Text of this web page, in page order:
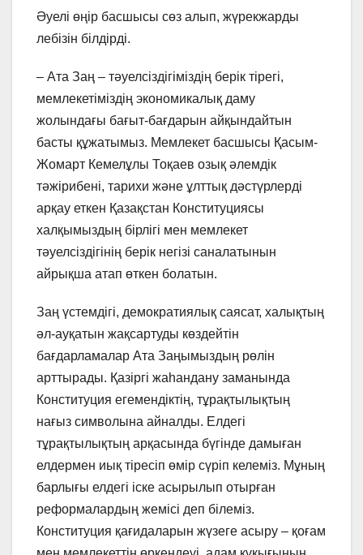
Әуелі өңір басшысы сөз алып, жүрекжарды
лебізін білдірді.
– Ата Заң – тәуелсіздігіміздің берік тірегі,
мемлекетіміздің экономикалық даму
жолындағы бағыт-бағдарын айқындайтын
басты құжатымыз. Мемлекет басшысы Қасым-
Жомарт Кемелұлы Тоқаев озық әлемдік
тәжірибені, тарихи және ұлттық дәстүрлерді
арқау еткен Қазақстан Конституциясы
халқымыздың бірлігі мен мемлекет
тәуелсіздігінің берік негізі саналатынын
айрықша атап өткен болатын.
Заң үстемдігі, демократиялық саясат, халықтың
әл-ауқатын жақсартуды көздейтін
бағдарламалар Ата Заңымыздың рөлін
арттырады. Қазіргі жаһандану заманында
Конституция егемендіктің, тұрақтылықтың
нағыз символына айналды. Елдегі
тұрақтылықтың арқасында бүгінде дамыған
елдермен иық тіресіп өмір сүріп келеміз. Мұның
барлығы елдегі іске асырылып отырған
реформалардың жемісі деп білеміз.
Конституция қағидаларын жүзеге асыру – қоғам